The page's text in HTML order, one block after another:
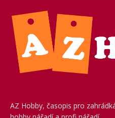
AZ Hobby, časopis pro